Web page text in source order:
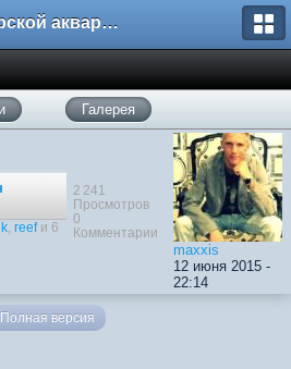
Морской аквариум. Форумы ReefCentral.ru
Галерея
reef и 6
2 241
Просмотров
0
Комментарии
maxxis
12 июня 2015 -
22:14
Полная версия